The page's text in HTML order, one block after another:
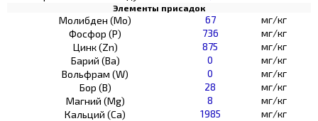
Элементы присадок
Молибден (Мо) 67
мг/кг
Фосфор (Р)
736
мг/кг
Цинк (Zn)
875
мг/кг
Барий (Ва)
0
мг/кг
Вольфрам (W)
0
мг/кг
Бор (В)
28
мг/кг
Магний (Mg)
8
мг/кг
Кальций (Са)
1985 мг/кг